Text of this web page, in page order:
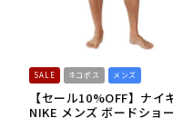
SALE ネコポス メンズ
【セール10%OFF】ナイ
NIKE メンズ ボードショ